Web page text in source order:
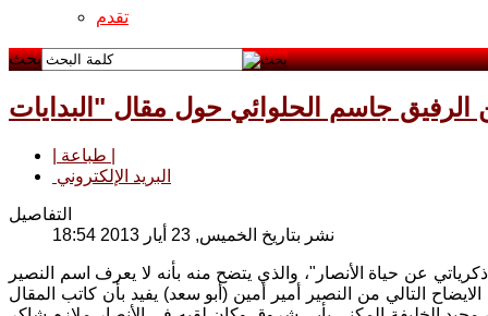
تقدم
بحث
الرفيق جاسم الحلوائي حول مقال "البدايات
البريد الإلكتروني
التفاصيل
نشر بتاريخ الخميس, 23 أيار 2013 18:54
عن حياة الأنصار"، والذي يتضح منه بأنه لا يعرف اسم النصير
التالي من النصير أمير أمين (أبو سعد) يفيد بأن كاتب المقال